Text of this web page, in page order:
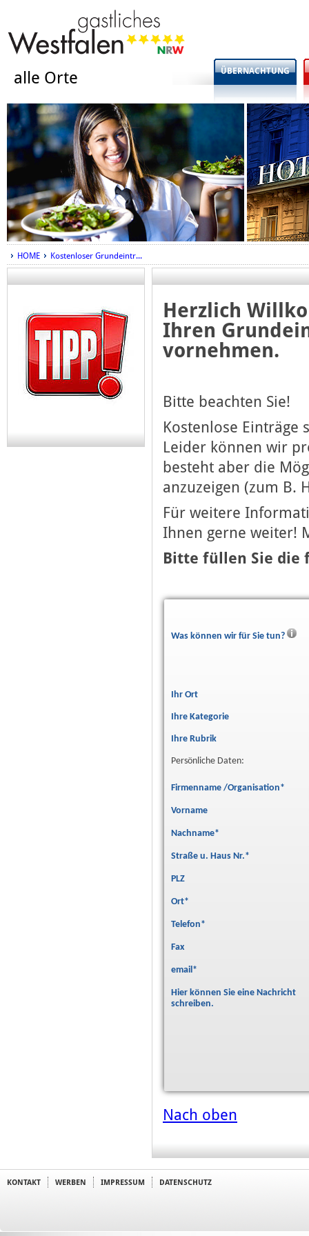
alle Orte ÜBERNACHTUNG
HOME Kostenloser Grundeintr...
Herzlich
Ihren
vornehmen.
Bitte beachten Sie!
Kostenlose Einträge
Leider können wir
besteht aber die
anzuzeigen (zum B.
Für weitere
Ihnen gerne weiter!
Bitte füllen Sie die
Was können wir für Sie tun?
Ihr Ort
Ihre Kategorie
Ihre Rubrik
Persönliche Daten:
Firmenname /Organisation*
Vorname
Nachname*
Straße u. Haus Nr.*
PLZ
Ort*
Telefon*
Fax
email*
Hier können Sie eine Nachricht
schreiben.
Nach oben
KONTAKT WERBEN IMPRESSUM DATENSCHUTZ